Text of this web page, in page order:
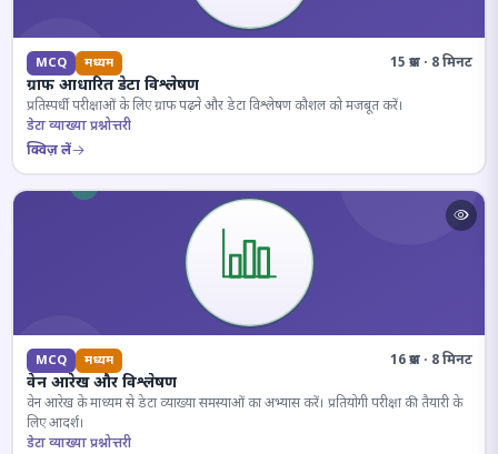
MCQ मध्यम 15 प्रश्न · 8 मिनट
ग्राफ आधारित डेटा विश्लेषण
प्रतिस्पर्धी परीक्षाओं के लिए ग्राफ पढ़ने और डेटा विश्लेषण कौशल को मजबूत करें।
डेटा व्याख्या प्रश्नोत्तरी
क्विज़ लें
MCQ मध्यम 16 प्रश्न · 8 मिनट
वेन आरेख और विश्लेषण
वेन आरेख के माध्यम से डेटा व्याख्या समस्याओं का अभ्यास करें। प्रतियोगी परीक्षा की तैयारी के
लिए आदर्श।
डेटा व्याख्या प्रश्नोत्तरी